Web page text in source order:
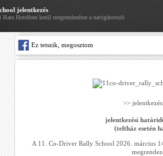
jelentkezés
Bara Hotelben kerül megrendezésre a navigátorsuli
Ez tetszik, megosztom
>>
jelentkezési
(teltház esetén
A 11. Co-Driver Rally School 2026. március